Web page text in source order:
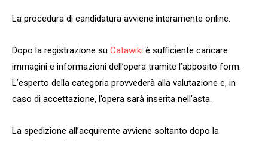
La procedura di candidatura avviene interamente online.
Dopo la registrazione su Catawiki è sufficiente caricare
immagini e informazioni dell’opera tramite l’apposito form.
L’esperto della categoria provvederà alla valutazione e, in
caso di accettazione, l’opera sarà inserita nell’asta.
La spedizione all’acquirente avviene soltanto dopo la